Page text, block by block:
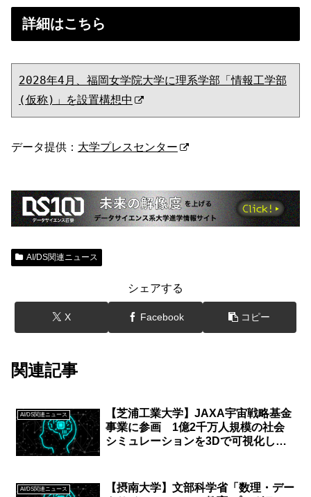
詳細はこちら
2028年4月、福岡女学院大学に理系学部「情報工学部
(仮称)」を設置構想中
データ提供： 大学プレスセンター
AI/DS関連ニュース
シェアする
X Facebook コピー
関連記事
AI/DS関連ニュース
【芝浦工業大学】JAXA宇宙戦略基金
事業に参画 1億2千万人規模の社会
シミュレーションを3Dで可視化し、
AI/DS関連ニュース
【摂南大学】文部科学省「数理・デー